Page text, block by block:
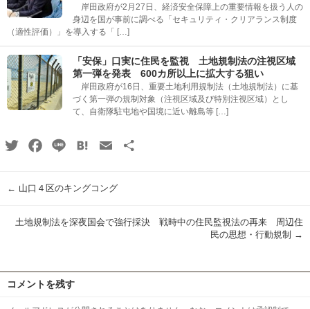
岸田政府が2月27日、経済安全保障上の重要情報を扱う人の
身辺を国が事前に調べる「セキュリティ・クリアランス制度
（適性評価）」を導入する「 […]
「安保」口実に住民を監視 土地規制法の注視区域
第一弾を発表 600カ所以上に拡大する狙い
岸田政府が16日、重要土地利用規制法（土地規制法）に基
づく第一弾の規制対象（注視区域及び特別注視区域）とし
て、自衛隊駐屯地や国境に近い離島等 […]
TwitterFacebook
Line HatenaEmail
← 山口４区のキングコング
土地規制法を深夜国会で強行採決 戦時中の住民監視法の再来 周辺住
民の思想・行動規制
→
コメントを残す